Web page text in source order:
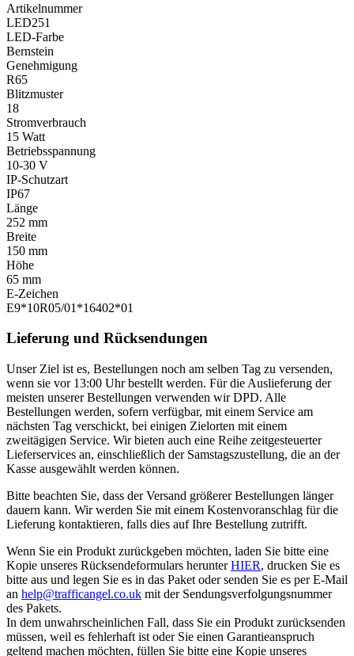
Artikelnummer
LED251
LED-Farbe
Bernstein
Genehmigung
R65
Blitzmuster
18
Stromverbrauch
15 Watt
Betriebsspannung
10-30 V
IP-Schutzart
IP67
Länge
252 mm
Breite
150 mm
Höhe
65 mm
E-Zeichen
E9*10R05/01*16402*01
Lieferung und Rücksendungen
Unser Ziel ist es, Bestellungen noch am selben Tag zu versenden,
wenn sie vor 13:00 Uhr bestellt werden. Für die Auslieferung der
meisten unserer Bestellungen verwenden wir DPD. Alle
Bestellungen werden, sofern verfügbar, mit einem Service am
nächsten Tag verschickt, bei einigen Zielorten mit einem
zweitägigen Service. Wir bieten auch eine Reihe zeitgesteuerter
Lieferservices an, einschließlich der Samstagszustellung, die an der
Kasse ausgewählt werden können.
Bitte beachten Sie, dass der Versand größerer Bestellungen länger
dauern kann. Wir werden Sie mit einem Kostenvoranschlag für die
Lieferung kontaktieren, falls dies auf Ihre Bestellung zutrifft.
Wenn Sie ein Produkt zurückgeben möchten, laden Sie bitte eine
Kopie unseres Rücksendeformulars herunterHIER, drucken Sie es
bitte aus und legen Sie es in das Paket oder senden Sie es per E-Mail
an help@trafficangel.co.uk mit der Sendungsverfolgungsnummer
des Pakets.
In dem unwahrscheinlichen Fall, dass Sie ein Produkt zurücksenden
müssen, weil es fehlerhaft ist oder Sie einen Garantieanspruch
geltend machen möchten, füllen Sie bitte eine Kopie unseres